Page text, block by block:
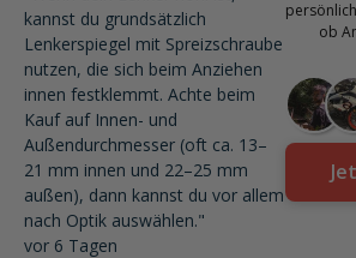
kannst du grundsätzlich
Lenkerspiegel mit Spreizschraube
nutzen, die sich beim Anziehen
innen festklemmt. Achte beim
Kauf auf Innen- und
Außendurchmesser (oft ca. 13–
21 mm innen und 22–25 mm
außen), dann kannst du vor allem
nach Optik auswählen."
vor 6 Tagen
ob